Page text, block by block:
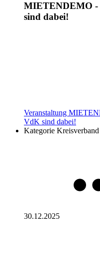
MIETENDEMO -
sind dabei!
Veranstaltung
VdK sind dabei!
Kategorie
30.12.2025